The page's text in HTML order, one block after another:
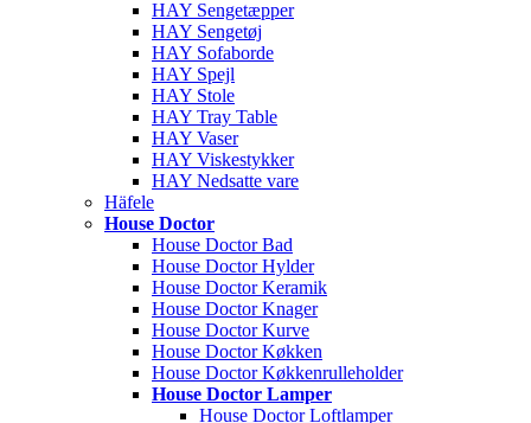
HAY Sengetæpper
HAY Sengetøj
HAY Sofaborde
HAY Spejl
HAY Stole
HAY Tray Table
HAY Vaser
HAY Viskestykker
HAY Nedsatte vare
Häfele
House Doctor
House Doctor Bad
House Doctor Hylder
House Doctor Keramik
House Doctor Knager
House Doctor Kurve
House Doctor Køkken
House Doctor Køkkenrulleholder
House Doctor Lamper
House Doctor Loftlamper